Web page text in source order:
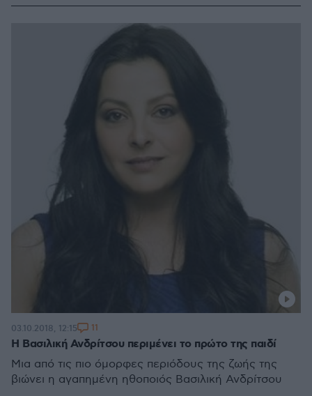
H Βασιλική Ανδρίτσου περιμένει το πρώτο της παιδί
Μια από τις πιο όμορφες περιόδους της ζωής της
βιώνει η αγαπημένη ηθοποιός Βασιλική Ανδρίτσου
03.10.2018, 12:15 11